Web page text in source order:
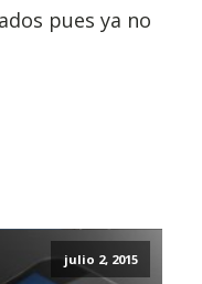
pues ya no
julio 2, 2015